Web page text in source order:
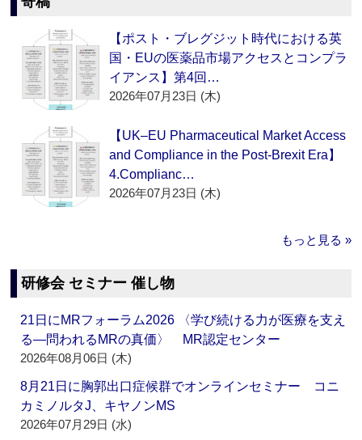
【ポスト・ブレグジット時代における英
国・EUの医薬品市場アクセスとコンプラ
イアンス】第4回…
2026年07月23日 (木)
【UK–EU Pharmaceutical Market Access
and Compliance in the Post-Brexit Era】
4.Complianc…
2026年07月23日 (木)
もっと見る »
研修会 セミナー 催し物
21日にMRフォーラム2026 〈学び続ける力が医療を支え
る―問われるMRの真価〉 MR認定センター
2026年08月06日 (木)
8月21日に胸郭出口症候群でオンラインセミナー コニ
カミノルタJ、キヤノンMS
2026年07月29日 (水)